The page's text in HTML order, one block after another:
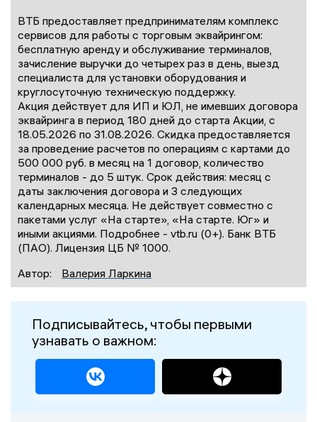
ВТБ предоставляет предпринимателям комплекс
сервисов для работы с торговым эквайрингом:
бесплатную аренду и обслуживание терминалов,
зачисление выручки до четырех раз в день, выезд
специалиста для установки оборудования и
круглосуточную техническую поддержку.
Акция действует для ИП и ЮЛ, не имевших договора
эквайринга в период 180 дней до старта Акции, с
18.05.2026 по 31.08.2026. Скидка предоставляется
за проведение расчетов по операциям с картами до
500 000 руб. в месяц на 1 договор, количество
терминалов - до 5 штук. Срок действия: месяц с
даты заключения договора и 3 следующих
календарных месяца. Не действует совместно с
пакетами услуг «На старте», «На старте. Юг» и
иными акциями. Подробнее - vtb.ru (0+). Банк ВТБ
(ПАО). Лицензия ЦБ № 1000.
Автор:
Валерия Ларкина
Подписывайтесь, чтобы первыми
узнавать о важном: